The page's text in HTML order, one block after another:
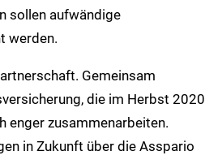
sollen aufwändige
werden.
Gemeinsam
die im Herbst 2020
enger zusammenarbeiten.
in Zukunft über die Asspario